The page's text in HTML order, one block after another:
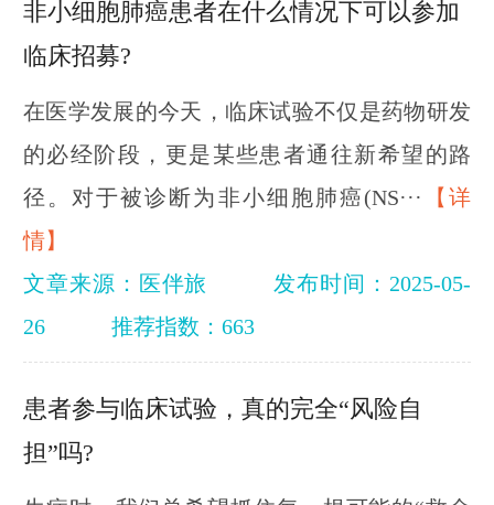
非小细胞肺癌患者在什么情况下可以参加
临床招募?
在医学发展的今天，临床试验不仅是药物研发
的必经阶段，更是某些患者通往新希望的路
径。对于被诊断为非小细胞肺癌(NS··· 【详
情】
文章来源：医伴旅
发布时间：2025-05-
26
推荐指数：663
患者参与临床试验，真的完全“风险自
担”吗?